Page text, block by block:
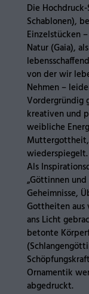
Die
Schablonen),
Einzelstücken
Natur (Gaia),
von der wir
Nehmen –
Vordergründig
kreativen und
weibliche
Muttergottheit,
wiederspiegelt.
Als
„Göttinnen
Geheimnisse,
Gottheiten aus
ans Licht
betonte
Ornamentik
abgedruckt.